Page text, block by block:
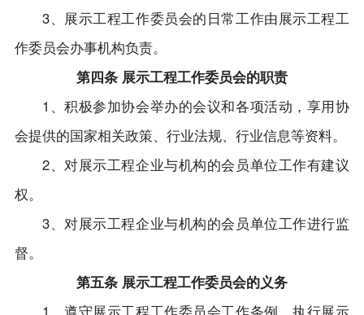
3、展示工程工作委员会的日常工作由展示工程工
作委员会办事机构负责。
第四条 展示工程工作委员会的职责
1、积极参加协会举办的会议和各项活动，享用协
会提供的国家相关政策、行业法规、行业信息等资料。
2、对展示工程企业与机构的会员单位工作有建议
权。
3、对展示工程企业与机构的会员单位工作进行监
督。
第五条 展示工程工作委员会的义务
1、遵守展示工程工作委员会工作条例，执行展示